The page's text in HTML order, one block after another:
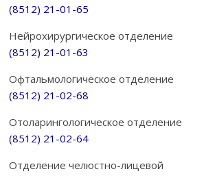
(8512) 21-01-65
Нейрохирургическое отделение
(8512) 21-01-63
Офтальмологическое отделение
(8512) 21-02-68
Отоларингологическое отделение
(8512) 21-02-64
Отделение челюстно-лицевой